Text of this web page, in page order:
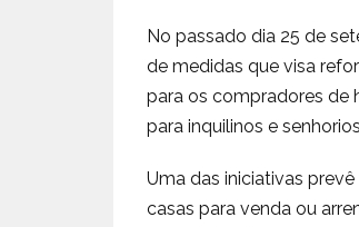
No passado dia 25 de
de medidas que visa
para os compradores de
para inquilinos e
Uma das iniciativas
casas para venda ou